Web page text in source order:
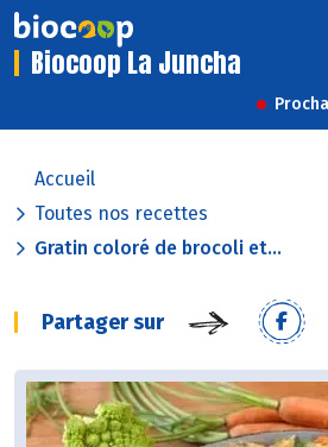
Biocoop La Juncha
Accueil
Toutes nos recettes
Gratin coloré de brocoli et...
Partager sur